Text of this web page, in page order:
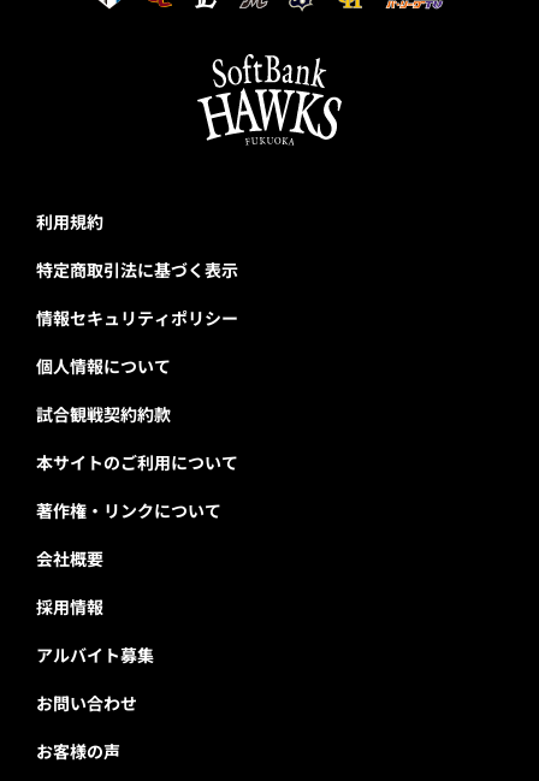
利用規約
特定商取引法に基づく表示
情報セキュリティポリシー
個人情報について
試合観戦契約約款
本サイトのご利用について
著作権・リンクについて
会社概要
採用情報
アルバイト募集
お問い合わせ
お客様の声